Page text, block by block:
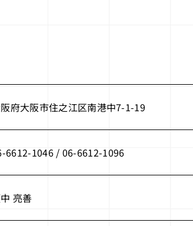
府大阪市住之江区南港中7-1-19
6612-1046 / 06-6612-1096
亮善